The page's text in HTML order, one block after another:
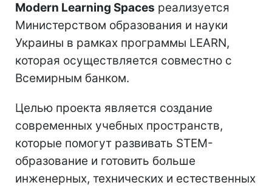
Modern Learning Spaces реализуется
Министерством образования и науки
Украины в рамках программы LEARN,
которая осуществляется совместно с
Всемирным банком.
Целью проекта является создание
современных учебных пространств,
которые помогут развивать STEM-
образование и готовить больше
инженерных, технических и естественных